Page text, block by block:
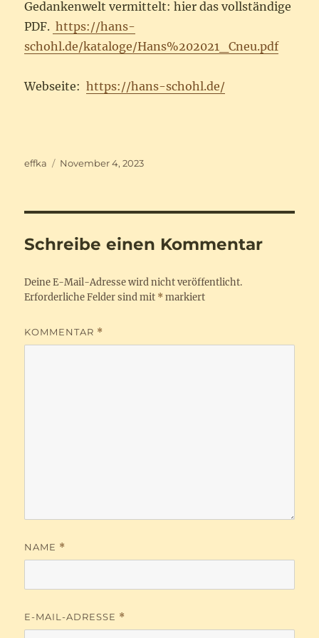
Gedankenwelt vermittelt: hier das vollständige
PDF. https://hans-
schohl.de/kataloge/Hans%202021_Cneu.pdf
Webseite:https://hans-schohl.de/
Autor
effka
Veröffentlicht
November 4, 2023
Schreibe einen Kommentar
Deine E-Mail-Adresse wird nicht veröffentlicht.
Erforderliche Felder sind mit * markiert
KOMMENTAR *
NAME *
E-MAIL-ADRESSE *